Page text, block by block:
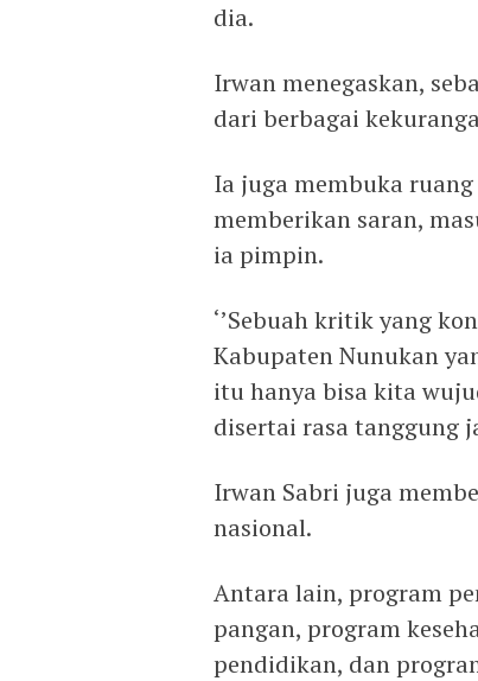
dia.
Irwan menegaskan,
dari berbagai
Ia juga membuka
memberikan saran,
ia pimpin.
‘’Sebuah kritik yang
Kabupaten Nunukan
itu hanya bisa kita
disertai rasa tanggung
Irwan Sabri juga
nasional.
Antara lain, program
pangan, program
pendidikan, dan